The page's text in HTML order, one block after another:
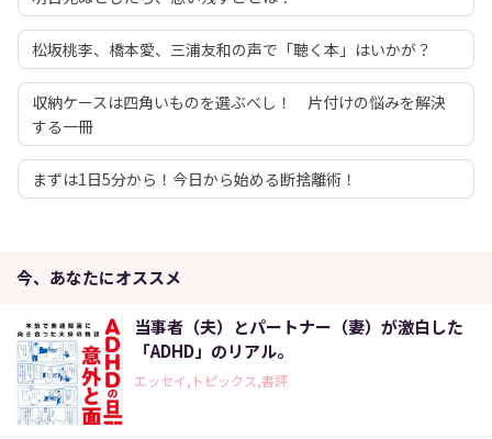
松坂桃李、橋本愛、三浦友和の声で「聴く本」はいかが？
収納ケースは四角いものを選ぶべし！ 片付けの悩みを解決
する一冊
まずは1日5分から！今日から始める断捨離術！
今、あなたにオススメ
当事者（夫）とパートナー（妻）が激白した
「ADHD」のリアル。
エッセイ,トピックス,書評